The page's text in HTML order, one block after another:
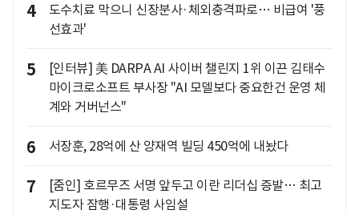
4
도수치료 막으니 신장분사·체외충격파로… 비급여 '풍
선효과'
5
[인터뷰] 美 DARPA AI 사이버 챌린지 1위 이끈 김태수
마이크로소프트 부사장 "AI 모델보다 중요한건 운영 체
계와 거버넌스"
6 서장훈, 28억에 산 양재역 빌딩 450억에 내놨다
7
[줌인] 호르무즈 서명 앞두고 이란 리더십 증발… 최고
지도자 잠행·대통령 사임설